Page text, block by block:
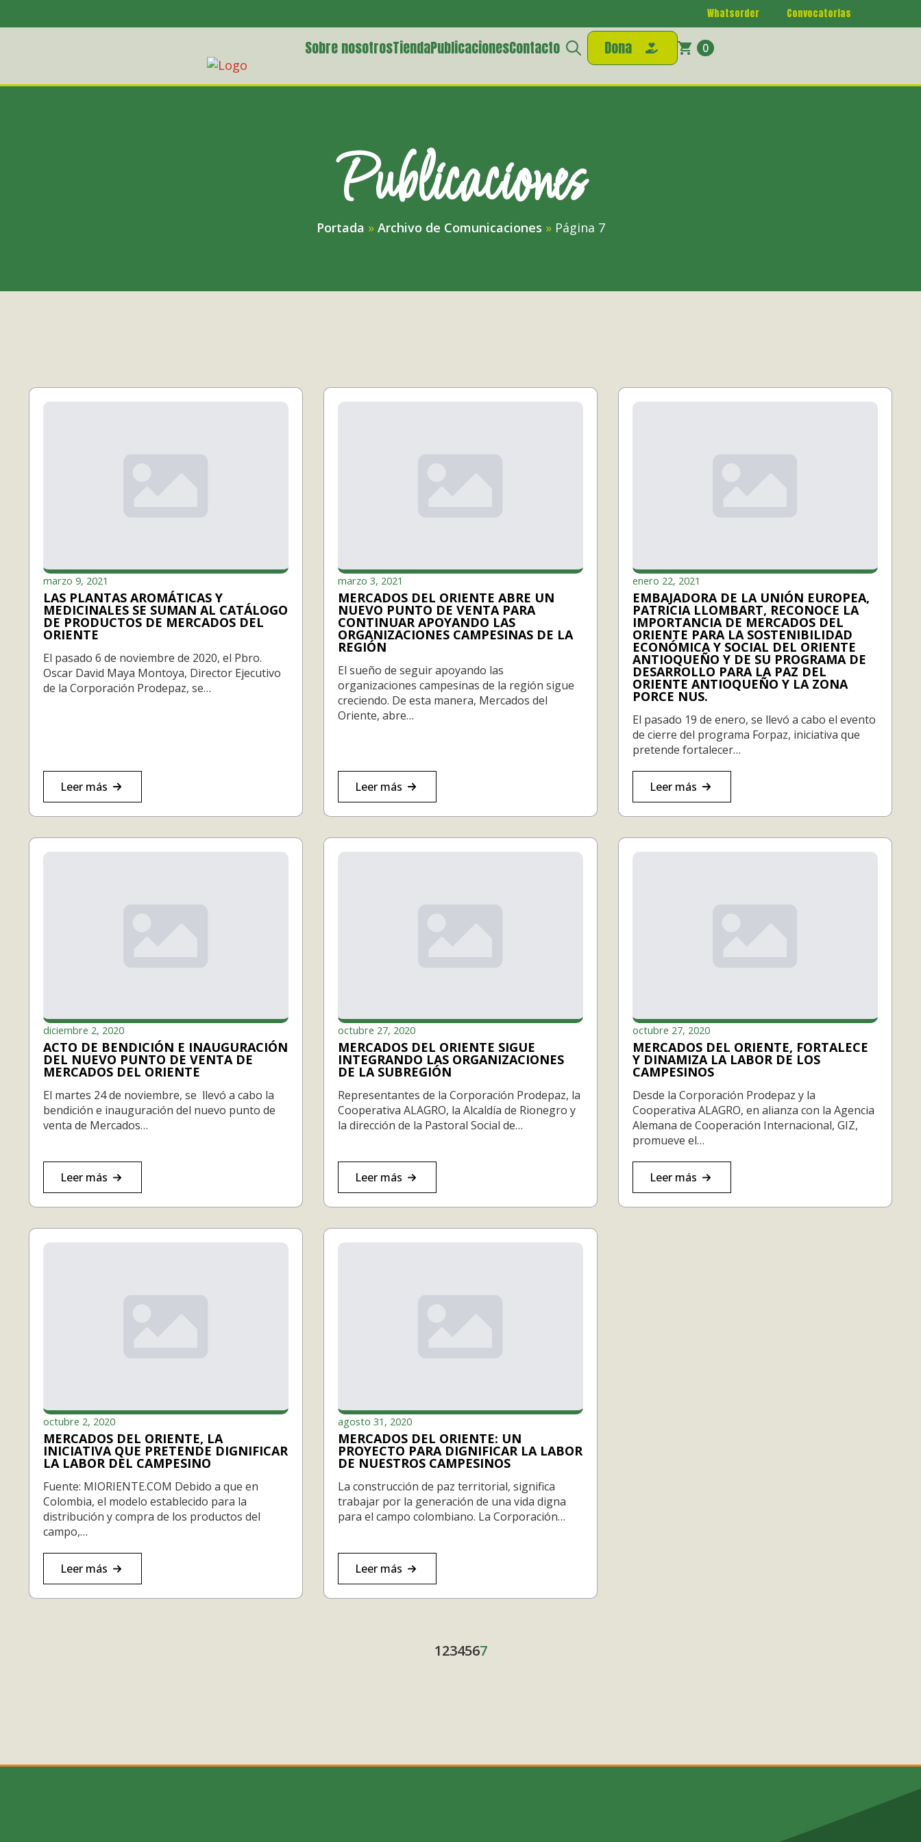
Whatsorder Convocatorias
Sobre nosotrosTiendaPublicacionesContacto
Search
for:
Dona 0
Publicaciones
Portada » Archivo de Comunicaciones » Página 7
LAS PLANTAS AROMÁTICAS Y
MEDICINALES SE SUMAN AL CATÁLOGO
DE PRODUCTOS DE MERCADOS DEL
ORIENTE
marzo 9, 2021
El pasado 6 de noviembre de 2020, el Pbro.
Oscar David Maya Montoya, Director Ejecutivo
de la Corporación Prodepaz, se…
Leer más
MERCADOS DEL ORIENTE ABRE UN
NUEVO PUNTO DE VENTA PARA
CONTINUAR APOYANDO LAS
ORGANIZACIONES CAMPESINAS DE LA
REGIÓN
marzo 3, 2021
El sueño de seguir apoyando las
organizaciones campesinas de la región sigue
creciendo. De esta manera, Mercados del
Oriente, abre…
Leer más
EMBAJADORA DE LA UNIÓN EUROPEA,
PATRICIA LLOMBART, RECONOCE LA
IMPORTANCIA DE MERCADOS DEL
ORIENTE PARA LA SOSTENIBILIDAD
ECONÓMICA Y SOCIAL DEL ORIENTE
ANTIOQUEÑO Y DE SU PROGRAMA DE
DESARROLLO PARA LA PAZ DEL
ORIENTE ANTIOQUEÑO Y LA ZONA
PORCE NUS.
enero 22, 2021
El pasado 19 de enero, se llevó a cabo el evento
de cierre del programa Forpaz, iniciativa que
pretende fortalecer…
Leer más
ACTO DE BENDICIÓN E INAUGURACIÓN
DEL NUEVO PUNTO DE VENTA DE
MERCADOS DEL ORIENTE
diciembre 2, 2020
El martes 24 de noviembre, se llevó a cabo la
bendición e inauguración del nuevo punto de
venta de Mercados…
Leer más
MERCADOS DEL ORIENTE SIGUE
INTEGRANDO LAS ORGANIZACIONES
DE LA SUBREGIÓN
octubre 27, 2020
Representantes de la Corporación Prodepaz, la
Cooperativa ALAGRO, la Alcaldía de Rionegro y
la dirección de la Pastoral Social de…
Leer más
MERCADOS DEL ORIENTE, FORTALECE
Y DINAMIZA LA LABOR DE LOS
CAMPESINOS
octubre 27, 2020
Desde la Corporación Prodepaz y la
Cooperativa ALAGRO, en alianza con la Agencia
Alemana de Cooperación Internacional, GIZ,
promueve el…
Leer más
MERCADOS DEL ORIENTE, LA
INICIATIVA QUE PRETENDE DIGNIFICAR
LA LABOR DEL CAMPESINO
octubre 2, 2020
Fuente: MIORIENTE.COM Debido a que en
Colombia, el modelo establecido para la
distribución y compra de los productos del
campo,…
Leer más
MERCADOS DEL ORIENTE: UN
PROYECTO PARA DIGNIFICAR LA LABOR
DE NUESTROS CAMPESINOS
agosto 31, 2020
La construcción de paz territorial, significa
trabajar por la generación de una vida digna
para el campo colombiano. La Corporación…
Leer más
1234567